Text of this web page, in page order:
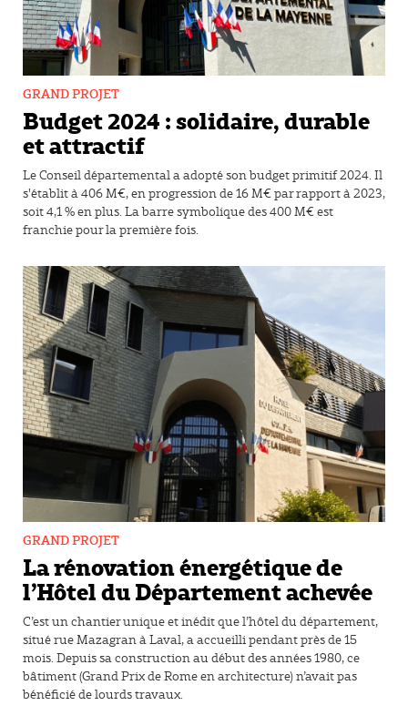
Budget 2024 : solidaire, durable
et attractif
GRAND PROJET
Le Conseil départemental a adopté son budget primitif 2024. Il
s'établit à 406 M€, en progression de 16 M€ par rapport à 2023,
soit 4,1 % en plus. La barre symbolique des 400 M€ est
franchie pour la première fois.
La rénovation énergétique de
l’Hôtel du Département achevée
GRAND PROJET
C’est un chantier unique et inédit que l’hôtel du département,
situé rue Mazagran à Laval, a accueilli pendant près de 15
mois. Depuis sa construction au début des années 1980, ce
bâtiment (Grand Prix de Rome en architecture) n’avait pas
bénéficié de lourds travaux.